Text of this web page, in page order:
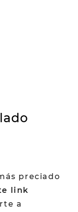
preciado
link
a